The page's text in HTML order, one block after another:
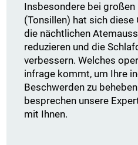
Insbesondere bei großen
(Tonsillen) hat sich
die nächtlichen
reduzieren und die
verbessern. Welches
infrage kommt, um Ihre
Beschwerden zu
besprechen unsere
mit Ihnen.